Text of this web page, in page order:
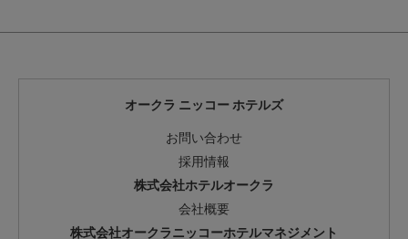
オークラ ニッコー ホテルズ
お問い合わせ
採用情報
株式会社ホテルオークラ
会社概要
株式会社オークラニッコーホテルマネジメント